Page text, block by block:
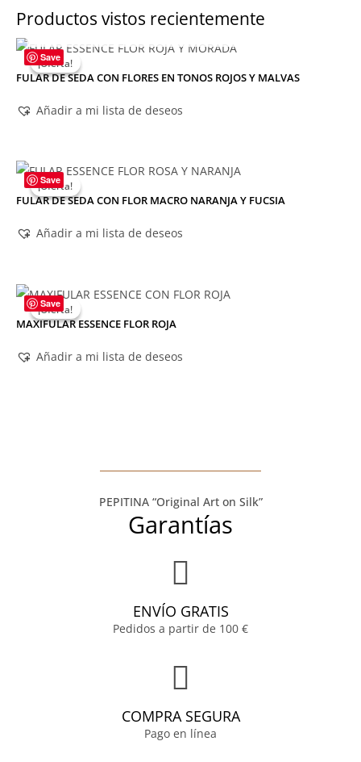
Productos vistos recientemente
Save
¡Oferta!
AGOTADO
¡Oferta!
FULAR DE SEDA CON FLORES EN TONOS ROJOS Y MALVAS
Añadir a mi lista de deseos
Save
¡Oferta!
¡Oferta!
FULAR DE SEDA CON FLOR MACRO NARANJA Y FUCSIA
Añadir a mi lista de deseos
Save
¡Oferta!
¡Oferta!
MAXIFULAR ESSENCE FLOR ROJA
Añadir a mi lista de deseos
PEPITINA “Original Art on Silk”
Garantías
ENVÍO GRATIS
Pedidos a partir de 100 €
COMPRA SEGURA
Pago en línea